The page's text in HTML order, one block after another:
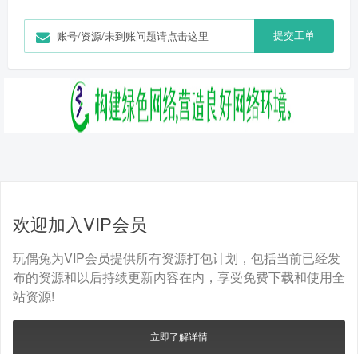
账号/资源/未到账问题请点击这里 提交工单
欢迎加入VIP会员
玩偶兔为VIP会员提供所有资源打包计划，包括当前已经发
布的资源和以后持续更新内容在内，享受免费下载和使用全
站资源!
立即了解详情